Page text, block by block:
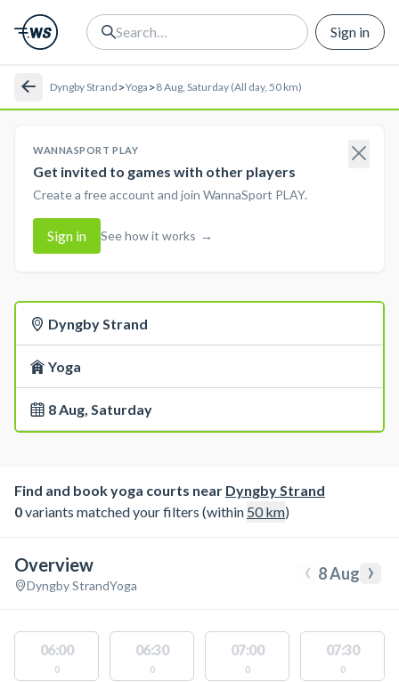
Sign in
Dyngby Strand >Yoga >8 Aug, Saturday (All day, 50 km)
WANNASPORT PLAY
Get invited to games with other players
Create a free account and join WannaSport PLAY.
Sign in See how it works →
Dyngby Strand
Yoga
8 Aug, Saturday
Find and book yoga courts near Dyngby Strand
0variants matched your filters (within 50km)
Overview
Dyngby StrandYoga ‹ 8 Aug ›
06:00
0
06:30
0
07:00
0
07:30
0